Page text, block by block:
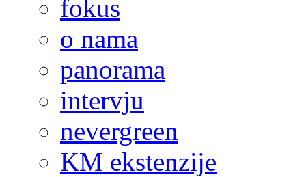
fokus
o nama
panorama
intervju
nevergreen
KM ekstenzije